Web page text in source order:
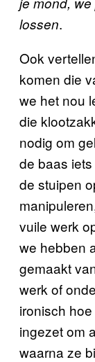
lossen.
Ook
komen die
we het nou
die
nodig om
de baas
de stuipen
vuile werk
we hebben
gemaakt
werk of
ironisch
ingezet om
waarna ze